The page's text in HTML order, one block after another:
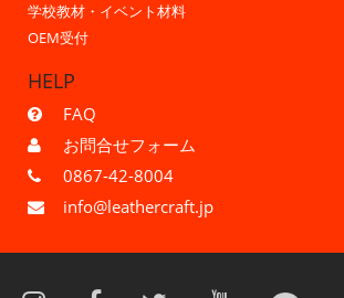
学校教材・イベント材料
OEM受付
HELP
FAQ
お問合せフォーム
0867-42-8004
info@leathercraft.jp